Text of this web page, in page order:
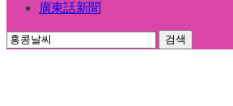
廣東話新聞
검색